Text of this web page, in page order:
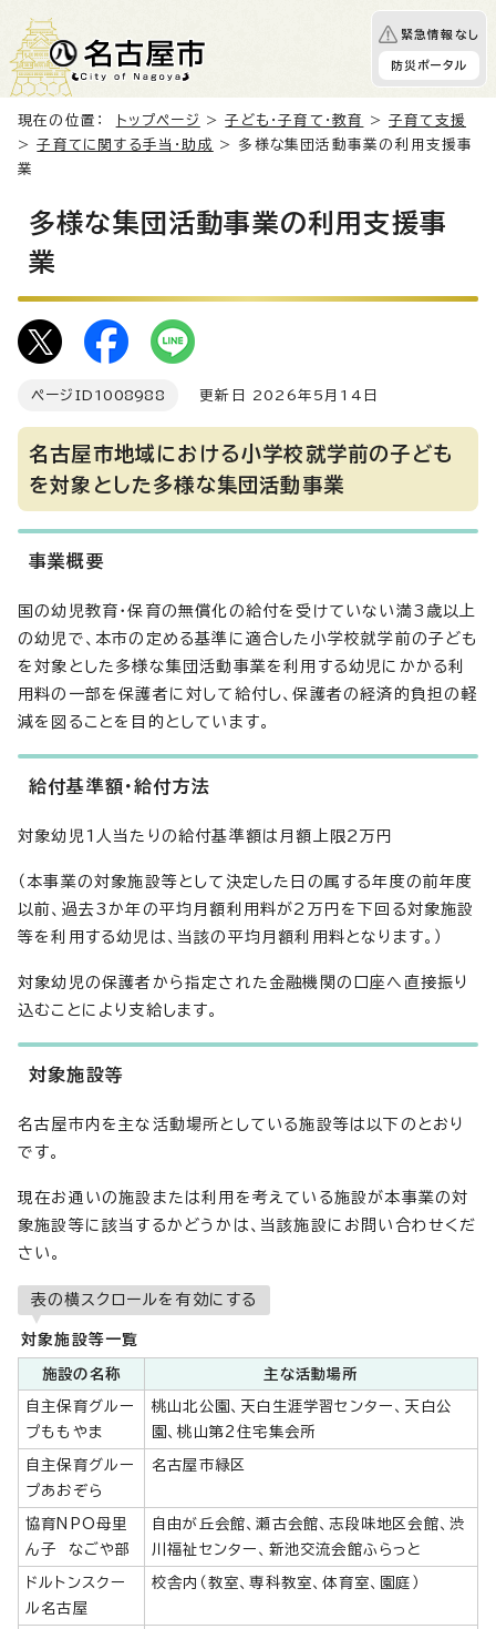
緊急情報なし
防災ポータル
現在の位置： トップページ >子ども・子育て・教育 >子育て支援
>子育てに関する手当・助成
> 多様な集団活動事業の利用支援事
業
多様な集団活動事業の利用支援事
業
ページID 1008988 更新日 2026年5月14日
名古屋市地域における小学校就学前の子ども
を対象とした多様な集団活動事業
事業概要
国の幼児教育・保育の無償化の給付を受けていない満3歳以上
の幼児で、本市の定める基準に適合した小学校就学前の子ども
を対象とした多様な集団活動事業を利用する幼児にかかる利
用料の一部を保護者に対して給付し、保護者の経済的負担の軽
減を図ることを目的としています。
給付基準額・給付方法
対象幼児1人当たりの給付基準額は月額上限2万円
（本事業の対象施設等として決定した日の属する年度の前年度
以前、過去3か年の平均月額利用料が2万円を下回る対象施設
等を利用する幼児は、当該の平均月額利用料となります。）
対象幼児の保護者から指定された金融機関の口座へ直接振り
込むことにより支給します。
対象施設等
名古屋市内を主な活動場所としている施設等は以下のとおり
です。
現在お通いの施設または利用を考えている施設が本事業の対
象施設等に該当するかどうかは、当該施設にお問い合わせくだ
さい。
表の横スクロールを有効にする
対象施設等一覧
施設の名称 主な活動場所
自主保育グルー
プももやま
桃山北公園、天白生涯学習センター、天白公
園、桃山第2住宅集会所
自主保育グルー
プあおぞら
名古屋市緑区
協育NPO母里
ん子 なごや部
自由が丘会館、瀬古会館、志段味地区会館、渋
川福祉センター、新池交流会館ふらっと
ドルトンスクー
ル名古屋
校舎内（教室、専科教室、体育室、園庭）